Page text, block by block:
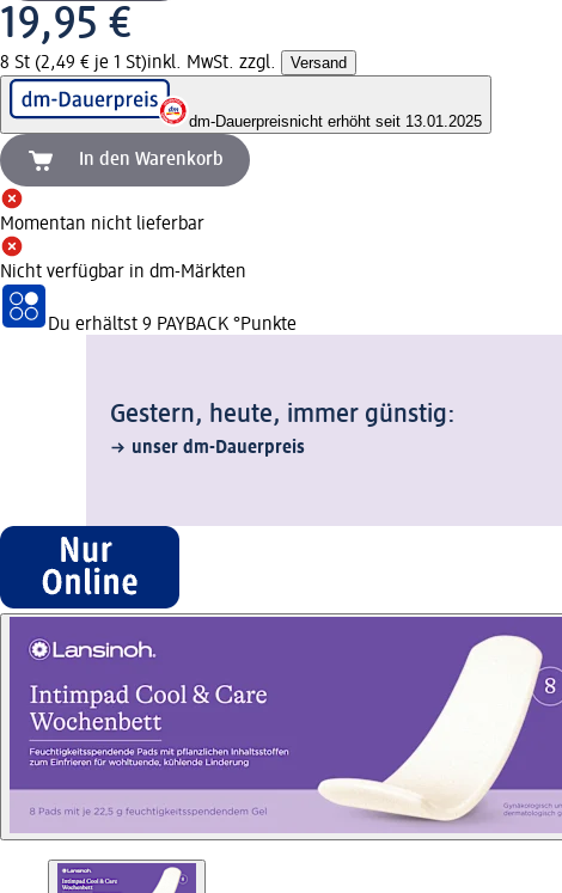
19,95 €
8 St (2,49 € je 1 St)inkl. MwSt. zzgl. Versand
dm-Dauerpreisnicht erhöht seit 13.01.2025
In den Warenkorb
Momentan nicht lieferbar
Nicht verfügbar in dm-Märkten
Du erhältst 9 PAYBACK °Punkte
Gestern, heute, immer günstig:
unser dm-Dauerpreis